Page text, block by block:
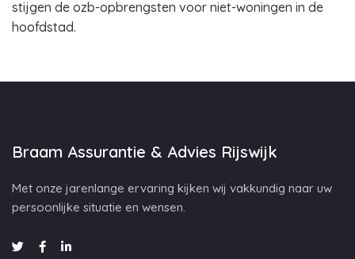
stijgen de ozb-opbrengsten voor niet-woningen in de
hoofdstad.
Braam Assurantie & Advies Rijswijk
Met onze jarenlange ervaring kijken wij vakkundig naar uw
persoonlijke situatie en wensen.